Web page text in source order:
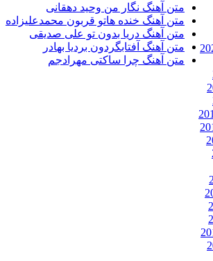
متن آهنگ نگار من وحید دهقانی
متن آهنگ خنده هاتو قربون محمدعلیزاده
متن آهنگ دریا بدون تو علی صدیقی
متن آهنگ آفتابگردون بردیا بهادر
متن آهنگ چرا ساکتی مهرادجم